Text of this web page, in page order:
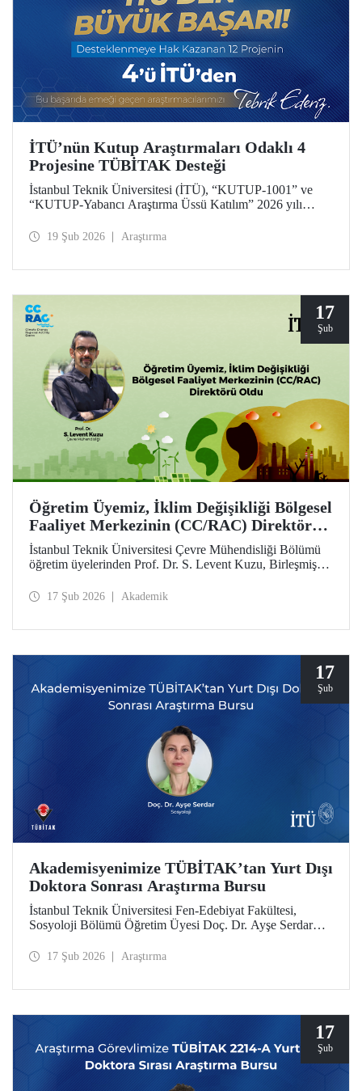
İTÜ’nün Kutup Araştırmaları Odaklı 4
Projesine TÜBİTAK Desteği
İstanbul Teknik Üniversitesi (İTÜ), “KUTUP-1001” ve
“KUTUP-Yabancı Araştırma Üssü Katılım” 2026 yılı
kazandı. Toplam 12 proje arasında İTÜ’den 4 projenin yer
19 Şub 2026 Araştırma
17
Şub
Öğretim Üyemiz, İklim Değişikliği Bölgesel
Faaliyet Merkezinin (CC/RAC) Direktörü
Oldu
İstanbul Teknik Üniversitesi Çevre Mühendisliği Bölümü
öğretim üyelerinden Prof. Dr. S. Levent Kuzu, Birleşmiş
(UNEP/MAP) bünyesinde faaliyet gösteren İklim
17 Şub 2026 Akademik
17
Şub
Akademisyenimize TÜBİTAK’tan Yurt Dışı
Doktora Sonrası Araştırma Bursu
İstanbul Teknik Üniversitesi Fen-Edebiyat Fakültesi,
Sosyoloji Bölümü Öğretim Üyesi Doç. Dr. Ayşe Serdar
Programı kapsamında desteklenmeye hak kazandı.
17 Şub 2026 Araştırma
17
Şub